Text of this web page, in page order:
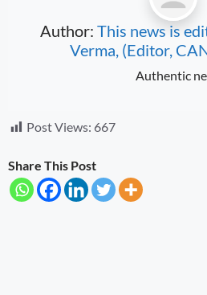
Author: This news is
Verma, (Editor,
Authentic
Post Views: 667
Share This Post